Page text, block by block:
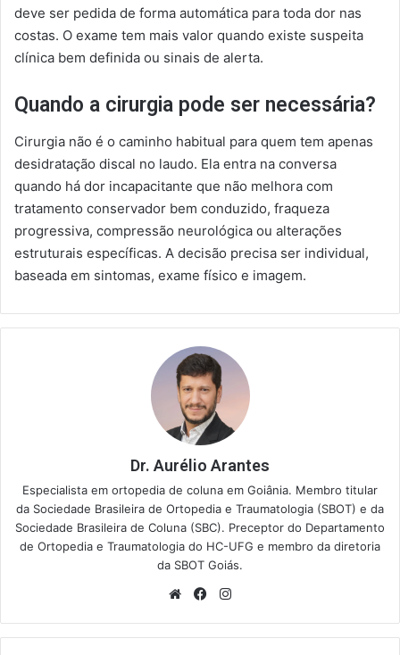
deve ser pedida de forma automática para toda dor nas
costas. O exame tem mais valor quando existe suspeita
clínica bem definida ou sinais de alerta.
Quando a cirurgia pode ser necessária?
Cirurgia não é o caminho habitual para quem tem apenas
desidratação discal no laudo. Ela entra na conversa
quando há dor incapacitante que não melhora com
tratamento conservador bem conduzido, fraqueza
progressiva, compressão neurológica ou alterações
estruturais específicas. A decisão precisa ser individual,
baseada em sintomas, exame físico e imagem.
Dr. Aurélio Arantes
Especialista em ortopedia de coluna em Goiânia. Membro titular
da Sociedade Brasileira de Ortopedia e Traumatologia (SBOT) e da
Sociedade Brasileira de Coluna (SBC). Preceptor do Departamento
de Ortopedia e Traumatologia do HC-UFG e membro da diretoria
da SBOT Goiás.
WebsiteFacebook